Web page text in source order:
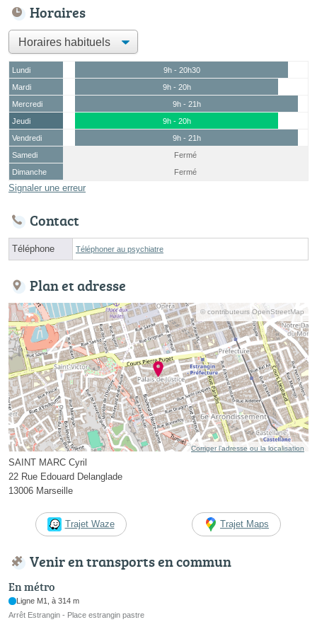
Horaires
Lundi
9h - 20h30
Mardi
9h - 20h
Mercredi
9h - 21h
Jeudi
9h - 20h
Vendredi
9h - 21h
Samedi
Fermé
Dimanche
Fermé
Signaler une erreur
Contact
Téléphone Téléphoner au psychiatre
Plan et adresse
© contributeurs OpenStreetMap
Corriger l’adresse ou la localisation
SAINT MARC Cyril
22 Rue Edouard Delanglade
13006 Marseille
Trajet Waze Trajet Maps
Venir en transports en commun
En métro
Ligne M1, à 314 m
Arrêt Estrangin - Place estrangin pastre